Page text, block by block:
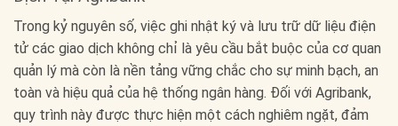
Trong kỷ nguyên số, việc ghi nhật ký và lưu trữ dữ liệu điện
tử các giao dịch không chỉ là yêu cầu bắt buộc của cơ quan
quản lý mà còn là nền tảng vững chắc cho sự minh bạch, an
toàn và hiệu quả của hệ thống ngân hàng. Đối với Agribank,
quy trình này được thực hiện một cách nghiêm ngặt, đảm